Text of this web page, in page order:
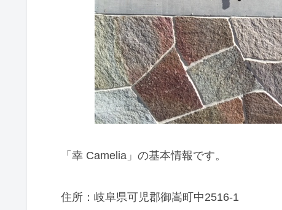
「幸 Camelia」の基本情報です。
住所：岐阜県可児郡御嵩町中2516-1